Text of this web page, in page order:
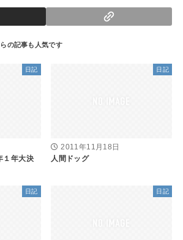
日記
年大決
日記
2011年11月18日
人間ドッグ
日記 日記